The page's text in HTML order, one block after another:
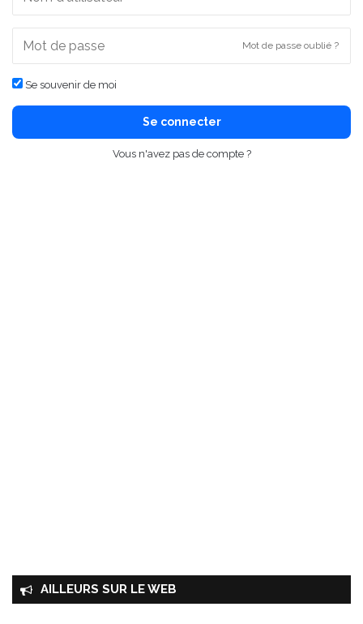
Mot de passe oublié ?
Se souvenir de moi
Se connecter
Vous n'avez pas de compte ?
AILLEURS SUR LE WEB